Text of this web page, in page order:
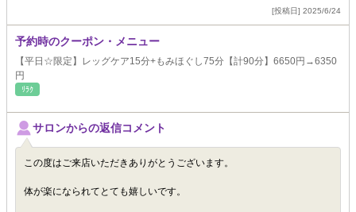
[投稿日] 2025/6/24
予約時のクーポン・メニュー
【平日☆限定】レッグケア15分+もみほぐし75分【計90分】6650円→6350
円
ﾘﾗｸ
サロンからの返信コメント
この度はご来店いただきありがとうございます。
体が楽になられてとても嬉しいです。